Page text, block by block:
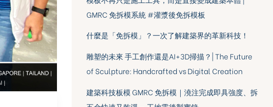
GMRC 免拆模系統 #灌漿後免拆模板
什麼是「免拆模」？一次了解建築界的革新科技！
雕塑的未來 手工創作還是AI+3D掃描？| The Future
of Sculpture: Handcrafted vs Digital Creation
建築科技板模 GMRC 免拆模｜澆注完成即具強度、拆